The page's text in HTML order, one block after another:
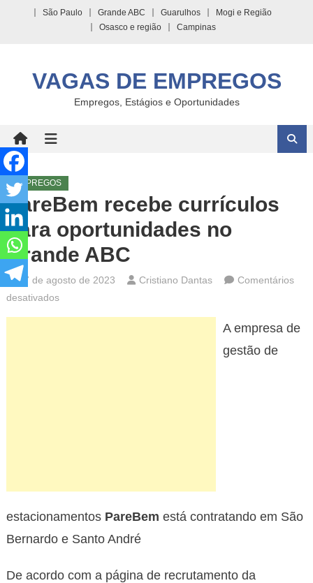
São Paulo Grande ABC Guarulhos
Mogi e Região
Osasco e região
Campinas
VAGAS DE EMPREGOS
Empregos, Estágios e Oportunidades
EMPREGOS
PareBem recebe currículos
para oportunidades no
Grande ABC
17 de agosto de 2023 Cristiano Dantas
Comentários
desativadosem
A empresa de
gestão de
estacionamentos PareBem está contratando em São
Bernardo e Santo André
De acordo com a página de recrutamento da